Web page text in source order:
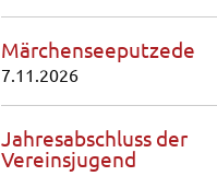
Märchenseeputzede
7.11.2026
Jahresabschluss der
Vereinsjugend